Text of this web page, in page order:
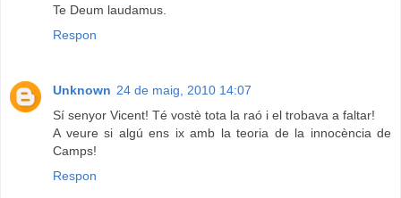
Te Deum laudamus.
Respon
Unknown 24 de maig, 2010 14:07
Sí senyor Vicent! Té vostè tota la raó i el trobava a faltar!
A veure si algú ens ix amb la teoria de la innocència de
Camps!
Respon